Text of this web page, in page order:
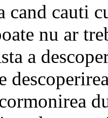
cand cauti
nu ar
a